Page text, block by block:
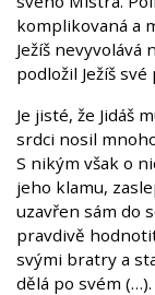
komplikovaná a
Ježíš
podložil Ježíš své
Je jisté, že Jidáš
srdci nosil
S nikým však o
jeho klamu,
uzavřen sám do
pravdivě
svými bratry a
dělá po svém (…).